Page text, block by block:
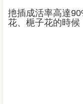
扡插成活率高達
花、梔子花的時候